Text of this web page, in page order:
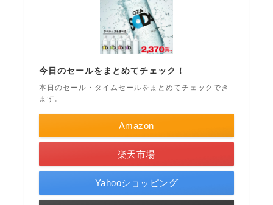
今日のセールをまとめてチェック！
本日のセール・タイムセールをまとめてチェックでき
ます。
Amazon
楽天市場
Yahooショッピング